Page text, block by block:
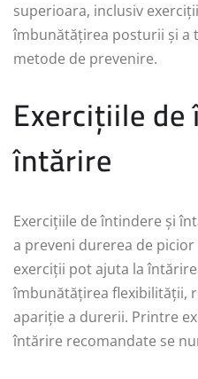
superioara, inclusiv
îmbunătățirea posturii și a
metode de prevenire.
Exercițiile
întărire
Exercițiile de întindere și
a preveni durerea de
exerciții pot ajuta la
îmbunătățirea flexibilității,
apariție a durerii. Printre
întărire recomandate se